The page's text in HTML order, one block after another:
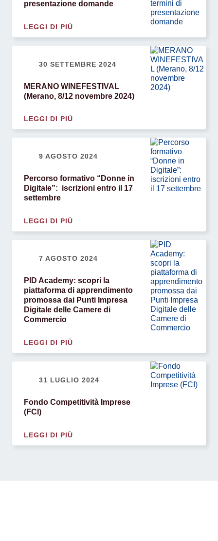
presentazione domande
LEGGI DI PIÙ
30 SETTEMBRE 2024
MERANO WINEFESTIVAL
(Merano, 8/12 novembre 2024)
LEGGI DI PIÙ
9 AGOSTO 2024
Percorso formativo “Donne in
Digitale”: iscrizioni entro il 17
settembre
LEGGI DI PIÙ
7 AGOSTO 2024
PID Academy: scopri la
piattaforma di apprendimento
promossa dai Punti Impresa
Digitale delle Camere di
Commercio
LEGGI DI PIÙ
31 LUGLIO 2024
Fondo Competitività Imprese
(FCI)
LEGGI DI PIÙ